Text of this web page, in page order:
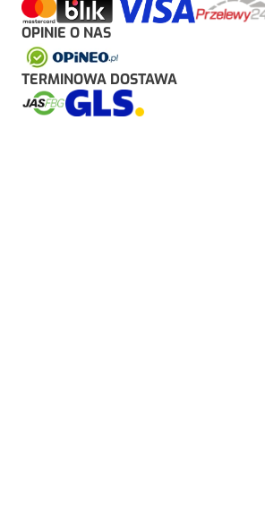
OPINIE O NAS
TERMINOWA DOSTAWA